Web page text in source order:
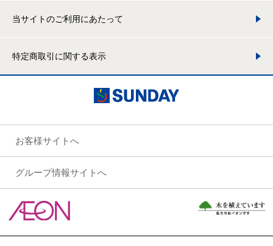
当サイトのご利用にあたって
特定商取引に関する表示
お客様サイトへ
グループ情報サイトへ